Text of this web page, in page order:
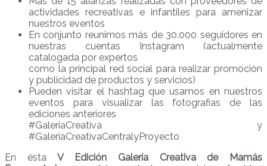
actividades recreativas e infantiles para amenizar
nuestros eventos
En conjunto reunimos más de 30.000 seguidores en
nuestras cuentas Instagram (actualmente
catalogada por expertos
como la principal red social para realizar promoción
y publicidad de productos y servicios)
Pueden visitar el hashtag que usamos en nuestros
eventos para visualizar las fotografias de las
ediciones anteriores
#GaleriaCreativa y
#GaleriaCreativaCentralyProyecto
En éstaV Edición Galería Creativa de Mamás